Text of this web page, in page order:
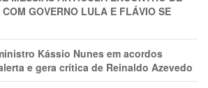
GOVERNO LULA E FLÁVIO SE
Kássio Nunes em acordos
e gera crítica de Reinaldo Azevedo